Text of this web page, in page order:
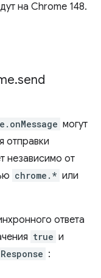
на Chrome 148.
.send
могут
отправки
независимо от
chrome.* или
ответа
true и
: